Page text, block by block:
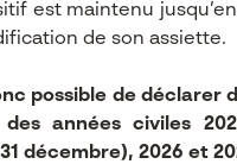
est maintenu
de son assiette.
possible de déclarer
années civiles
décembre), 2026 et